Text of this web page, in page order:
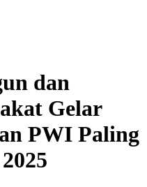
dan
Gelar
PWI Paling